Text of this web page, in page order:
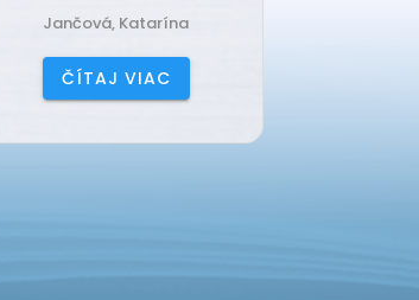
Harrison, Lisi
ČÍTAJ VIAC